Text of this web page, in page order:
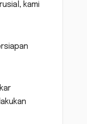
kami